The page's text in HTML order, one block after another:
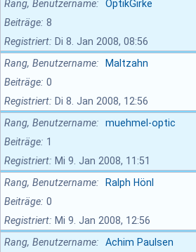
Rang, Benutzername
OptikGirke
Beiträge 8
Registriert
Di 8. Jan 2008, 08:56
Rang, Benutzername
Maltzahn
Beiträge 0
Registriert
Di 8. Jan 2008, 12:56
Rang, Benutzername
muehmel-optic
Beiträge 1
Registriert
Mi 9. Jan 2008, 11:51
Rang, Benutzername
Ralph Hönl
Beiträge 0
Registriert
Mi 9. Jan 2008, 12:56
Rang, Benutzername
Achim Paulsen